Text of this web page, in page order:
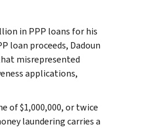
in PPP loans for his
loan proceeds, Dadoun
misrepresented
applications,
of $1,000,000, or twice
laundering carries a